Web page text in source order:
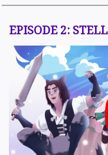
EPISODE 2: